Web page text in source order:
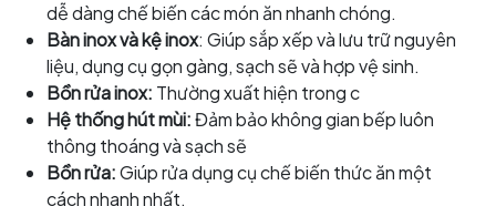
dễ dàng chế biến các món ăn nhanh chóng.
Bàn inox và kệ inox: Giúp sắp xếp và lưu trữ nguyên
liệu, dụng cụ gọn gàng, sạch sẽ và hợp vệ sinh.
Bồn rửa inox: Thường xuất hiện trong c
Hệ thống hút mùi:Đảm bảo không gian bếp luôn
thông thoáng và sạch sẽ
Bồn rửa:Giúp rửa dụng cụ chế biến thức ăn một
cách nhanh nhất.